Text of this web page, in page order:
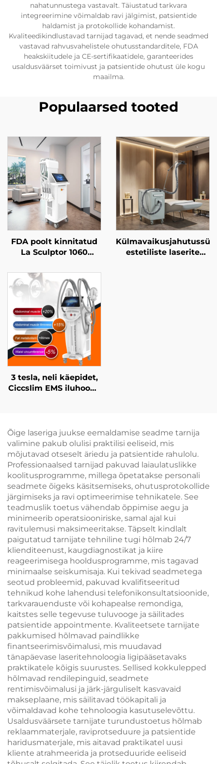
nahatunnustega vastavalt. Täiustatud tarkvara
integreerimine võimaldab ravi jälgimist, patsientide
haldamist ja protokollide kohandamist.
Kvaliteedikindlustavad tarnijad tagavad, et nende seadmed
vastavad rahvusvahelistele ohutusstandarditele, FDA
heakskiitudele ja CE-sertifikaatidele, garanteerides
usaldusväärset toimivust ja patsientide ohutust üle kogu
maailma.
Populaarsed tooted
FDA poolt kinnitatud
La Sculptor 1060
selluliitdiodelasermasin
(1060 nm) keha
kujundamise ja
õhukestamise masin
estetiliste laserite
3 tesla, neli käepidet,
Ciccslim EMS iluhoone
Õige laseriga juukse eemaldamise seadme tarnija
valimine pakub olulisi praktilisi eeliseid, mis
mõjutavad otseselt äriedu ja patsientide rahulolu.
Professionaalsed tarnijad pakuvad laiaulatuslikke
koolitusprogramme, millega õpetatakse personali
seadmete õigeks käsitsemiseks, ohutusprotokollide
järgimiseks ja ravi optimeerimise tehnikatele. See
teadmuslik toetus vähendab õppimise aegu ja
minimeerib operatsiooniriske, samal ajal kui
ravitulemusi maksimeeritakse. Täpselt kindlalt
paigutatud tarnijate tehniline tugi hõlmab 24/7
klienditeenust, kaugdiagnostikat ja kiire
reageerimisega hooldusprogramme, mis tagavad
minimaalse seiskumisaja. Kui tekivad seadmetega
seotud probleemid, pakuvad kvalifitseeritud
tehnikud kohe lahendusi telefonikonsultatsioonide,
tarkvarauenduste või kohapealse remondiga,
kaitstes selle tegevuse tuluvooge ja säilitades
patsientide appointmente. Kvaliteetsete tarnijate
pakkumised hõlmavad paindlikke
finantseerimisvõimalusi, mis muudavad
tänapäevase laseritehnoloogia ligipääsetavaks
praktikatele kõigis suurustes. Sellised kokkulepped
hõlmavad rendilepinguid, seadmete
rentimisvõimalusi ja järk-järguliselt kasvavaid
makseplaane, mis säilitavad töökapitali ja
võimaldavad kohe tehnoloogia kasutuselevõttu.
Usaldusväärsete tarnijate turundustoetus hõlmab
reklaammaterjale, raviprotseduure ja patsientide
haridusmaterjale, mis aitavad praktikatel uusi
kliente atrahmeerida ja protseduuride eeliseid